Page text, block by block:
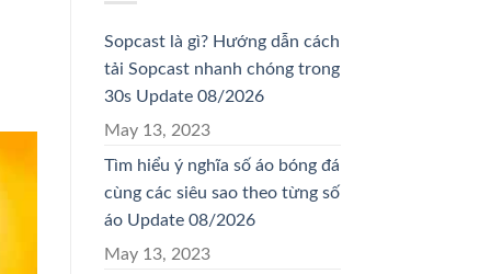
Sopcast là gì? Hướng dẫn cách
tải Sopcast nhanh chóng trong
30s Update 08/2026
May 13, 2023
Tìm hiểu ý nghĩa số áo bóng đá
cùng các siêu sao theo từng số
áo Update 08/2026
May 13, 2023